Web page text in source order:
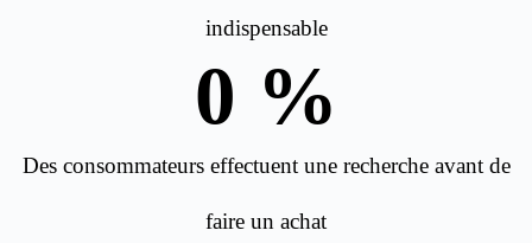
indispensable
0 %
Des consommateurs effectuent une recherche avant de
faire un achat